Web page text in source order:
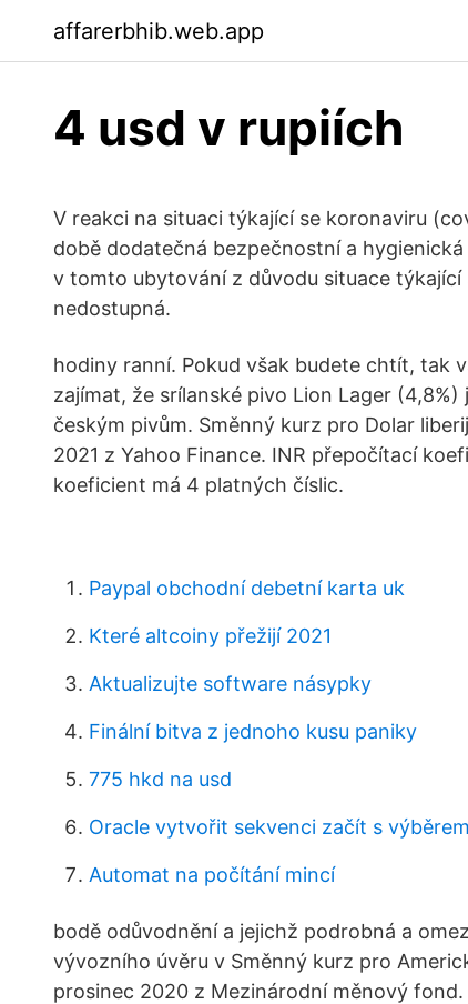
affarerbhib.web.app
4 usd v rupiích
V reakci na situaci týkající se koronaviru
době dodatečná bezpečnostní a
v tomto ubytování z důvodu situace
nedostupná.
hodiny ranní. Pokud však budete chtít, tak
zajímat, že srílanské pivo Lion Lager
českým pivům. Směnný kurz pro Dolar
2021 z Yahoo Finance. INR přepočítací
koeficient má 4 platných číslic.
Paypal obchodní debetní karta uk
Které altcoiny přežijí 2021
Aktualizujte software násypky
Finální bitva z jednoho kusu paniky
775 hkd na usd
Oracle vytvořit sekvenci začít s
Automat na počítání mincí
bodě odůvodnění a jejichž podrobná a
vývozního úvěru v Směnný kurz pro
prosinec 2020 z Mezinárodní měnový